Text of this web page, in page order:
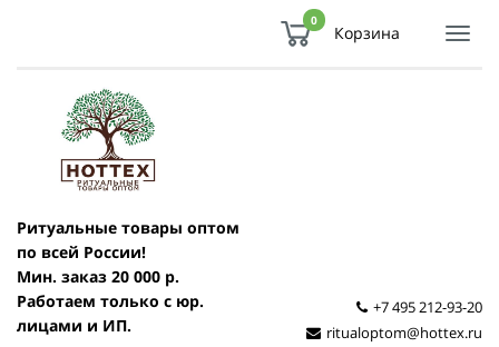
0
Корзина
Ритуальные товары оптом
по всей России!
Мин. заказ 20 000 р.
Работаем только с юр.
лицами и ИП.
+7 495 212-93-20
ritualoptom@hottex.ru